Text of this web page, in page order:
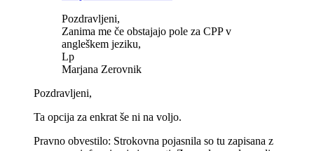
Pozdravljeni,
Zanima me če obstajajo pole za CPP v
angleškem jeziku,
Lp
Marjana Zerovnik
Pozdravljeni,
Ta opcija za enkrat še ni na voljo.
Pravno obvestilo: Strokovna pojasnila so tu zapisana z